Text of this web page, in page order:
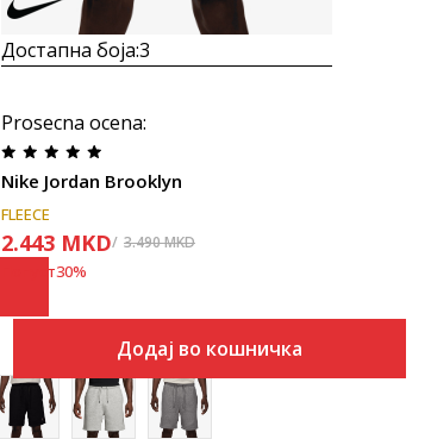
Достапна боја:3
Prosecna ocena:
Nike Jordan Brooklyn
FLEECE
2.443 MKD 3.490MKD
Попуст30%
Додај во кошничка